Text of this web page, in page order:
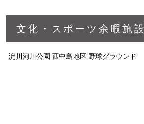
文化・スポーツ余暇施設
淀川河川公園 西中島地区 野球グラウンド